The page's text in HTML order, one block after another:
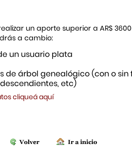
un aporte superior a AR$
a cambio:
un usuario plata
de árbol genealógico (con o sin
etc)
cliqueá aquí